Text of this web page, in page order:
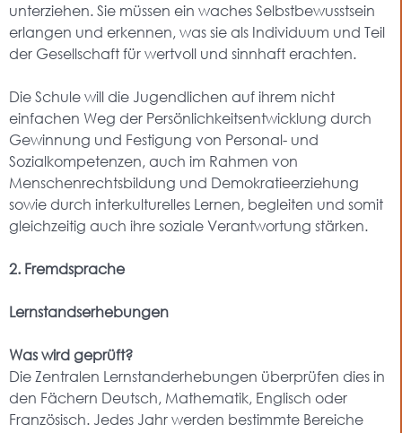
unterziehen. Sie müssen ein waches Selbstbewusstsein
erlangen und erkennen, was sie als Individuum und Teil
der Gesellschaft für wertvoll und sinnhaft erachten.
Die Schule will die Jugendlichen auf ihrem nicht
einfachen Weg der Persönlichkeitsentwicklung durch
Gewinnung und Festigung von Personal- und
Sozialkompetenzen, auch im Rahmen von
Menschenrechtsbildung und Demokratieerziehung
sowie durch interkulturelles Lernen, begleiten und somit
gleichzeitig auch ihre soziale Verantwortung stärken.
2. Fremdsprache
Lernstandserhebungen
Was wird geprüft?
Die Zentralen Lernstanderhebungen überprüfen dies in
den Fächern Deutsch, Mathematik, Englisch oder
Französisch. Jedes Jahr werden bestimmte Bereiche